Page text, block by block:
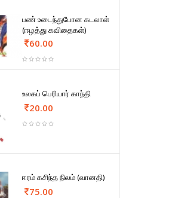
பண் உடைந்துபோன கடலாள்
(ஈழத்து கவிதைகள்)
60.00
உலகப் பெரியார் காந்தி
20.00
ஈரம் கசிந்த நிலம் (வானதி)
75.00